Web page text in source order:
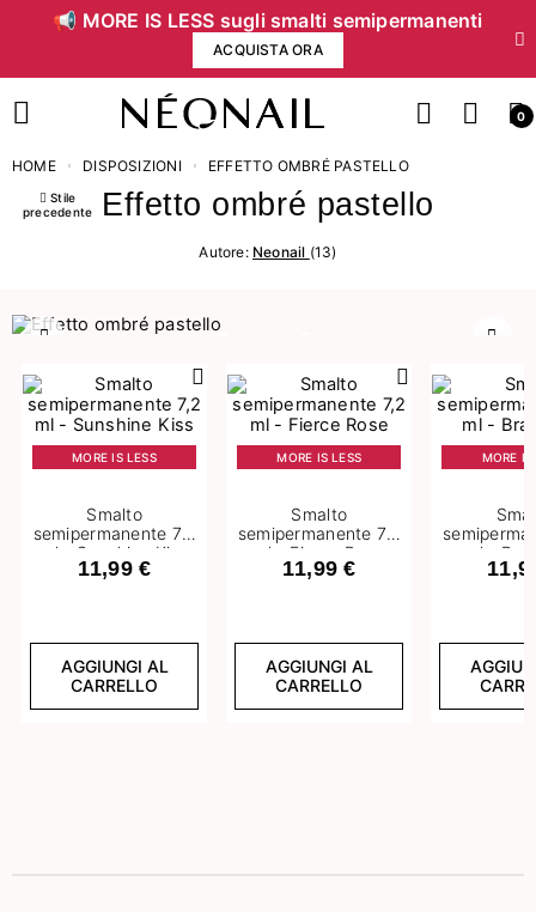
📢 MORE IS LESS sugli smalti semipermanenti
ACQUISTA ORA
0
HOME DISPOSIZIONI EFFETTO OMBRÉ PASTELLO
Stile
precedente
Effetto ombré pastello
Autore: Neonail (13)
MORE IS LESS
Smalto
semipermanente 7,2
ml - Sunshine Kiss
11,99 €
AGGIUNGI AL
CARRELLO
MORE IS LESS
Smalto
semipermanente 7,2
ml - Fierce Rose
11,99 €
AGGIUNGI AL
CARRELLO
MORE IS
ml -